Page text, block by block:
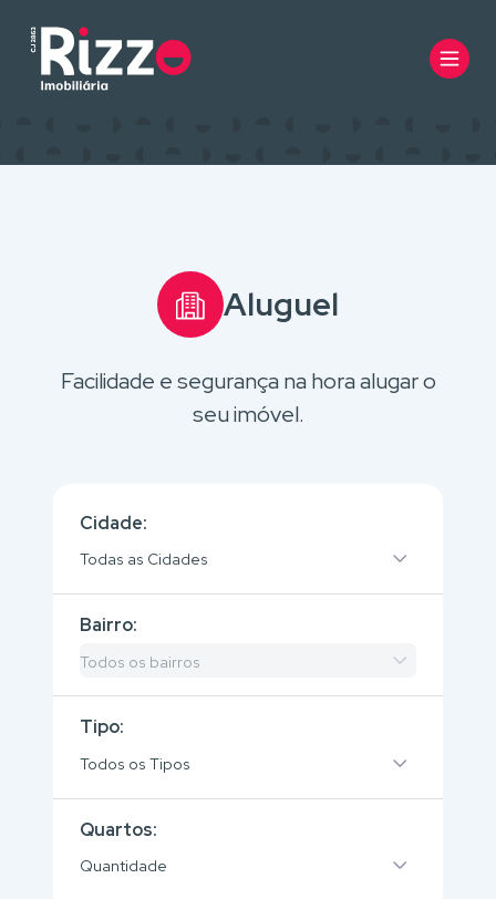
Aluguel
Facilidade e segurança na hora alugar o
seu imóvel.
Cidade:
Todas as Cidades
Bairro:
Todos os bairros
Tipo:
Todos os Tipos
Quartos:
Quantidade